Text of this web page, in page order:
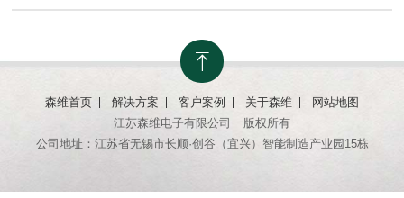
森维首页 解决方案 客户案例 关于森维
网站地图
江苏森维电子有限公司
版权所有
公司地址：江苏省无锡市长顺·创谷（宜兴）智能制造产业园15栋